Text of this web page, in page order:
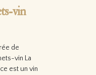
vin
de
vin La
est un vin